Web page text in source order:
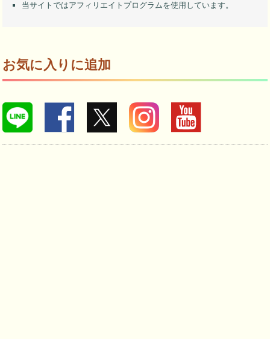
当サイトではアフィリエイトプログラムを使用しています。
お気に入りに追加